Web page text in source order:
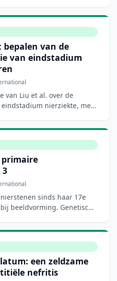
van de
van eindstadium
van Liu et al. over de
nierziekte, met
primaire
sinds haar 17e
beeldvorming. Genetisch
een zeldzame
nefritis